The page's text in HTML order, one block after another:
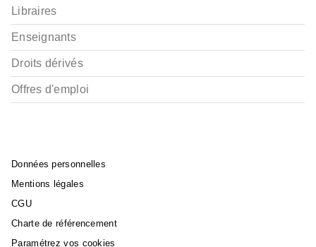
Libraires
Enseignants
Droits dérivés
Offres d'emploi
Données personnelles
Mentions légales
CGU
Charte de référencement
Paramétrez vos cookies